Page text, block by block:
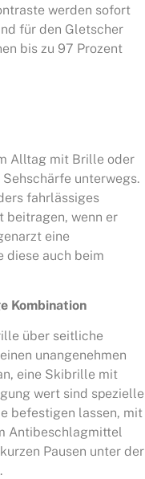
werden sofort
für den Gletscher
bis zu 97 Prozent
Alltag mit Brille oder
unterwegs.
fahrlässiges
beitragen, wenn er
eine
auch beim
Kombination
über seitliche
unangenehmen
eine Skibrille mit
wert sind spezielle
befestigen lassen, mit
Antibeschlagmittel
Pausen unter der